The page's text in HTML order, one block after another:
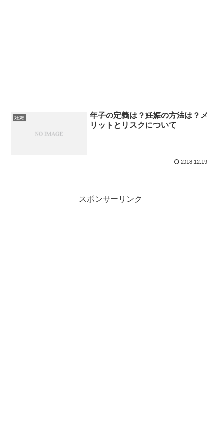
妊娠
年子の定義は？妊娠の方法は？メ
リットとリスクについて
2018.12.19
スポンサーリンク